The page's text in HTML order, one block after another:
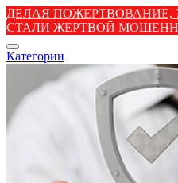
ДЕЛАЯ ПОЖЕРТВОВАНИЕ,
СТАЛИ ЖЕРТВОЙ
Категории